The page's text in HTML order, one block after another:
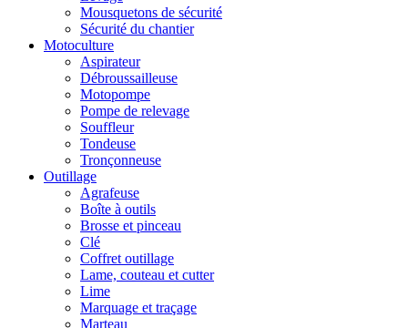
Mousquetons de sécurité
Sécurité du chantier
Motoculture
Aspirateur
Débroussailleuse
Motopompe
Pompe de relevage
Souffleur
Tondeuse
Tronçonneuse
Outillage
Agrafeuse
Boîte à outils
Brosse et pinceau
Clé
Coffret outillage
Lame, couteau et cutter
Lime
Marquage et traçage
Marteau